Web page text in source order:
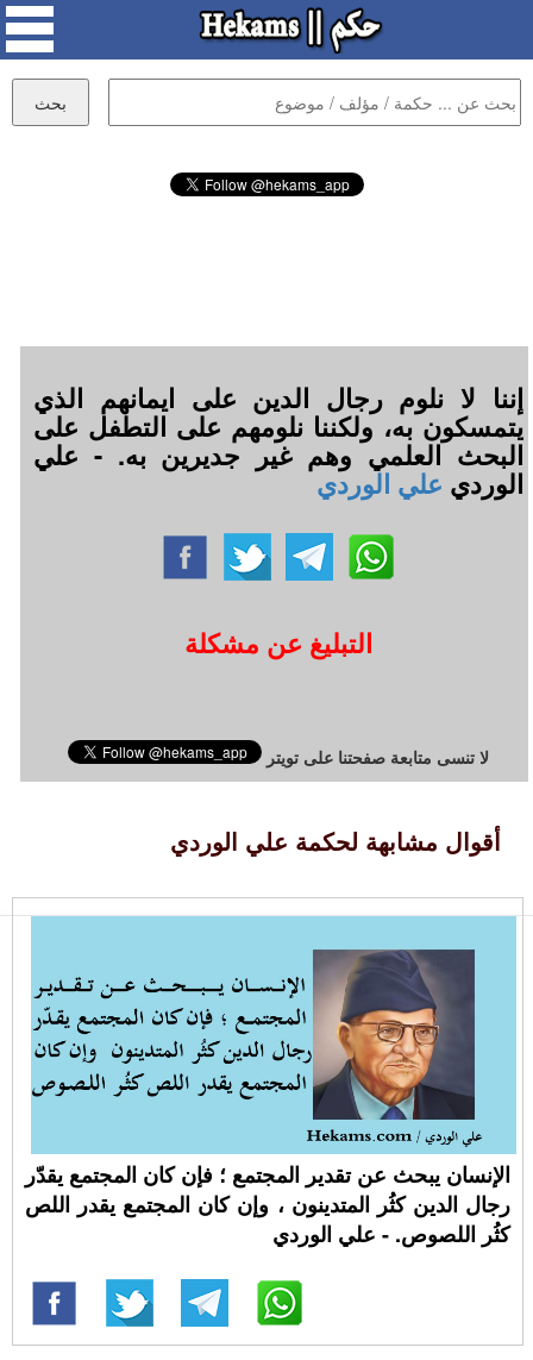
إننا لا نلوم رجال الدين على ايمانهم الذي
يتمسكون به، ولكننا نلومهم على التطفل على
البحث العلمي وهم غير جديرين به. - علي
الوردي علي الوردي
التبليغ عن مشكلة
لا تنسى متابعة صفحتنا على تويتر
أقوال مشابهة لحكمة علي الوردي
الإنسان يبحث عن تقدير المجتمع ؛ فإن كان المجتمع يقدّر
رجال الدين كثُر المتدينون ، وإن كان المجتمع يقدر اللص
كثُر اللصوص. - علي الوردي